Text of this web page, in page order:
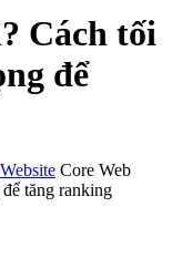
Cách tối
để
Core Web
tăng ranking